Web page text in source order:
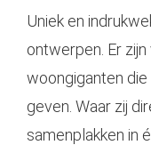
Uniek en
ontwerpen. Er
woongiganten
geven. Waar zij
samenplakken in